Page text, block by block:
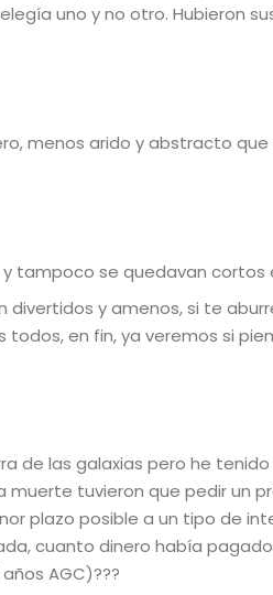
uno y no otro. Hubieron
menos arido y abstracto
y tampoco se quedavan
y amenos, si te
en fin, ya veremos si
de las galaxias pero he
muerte tuvieron que pedir un
plazo posible a un tipo de
cuanto dinero había
AGC)???